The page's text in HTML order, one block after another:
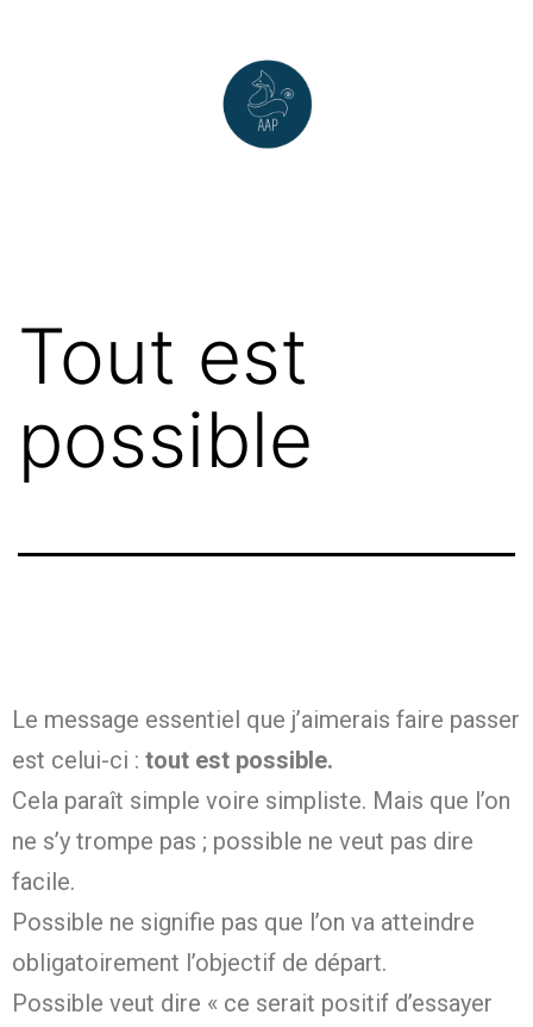
Tout est
possible
Le message essentiel que j’aimerais faire passer
est celui-ci : tout est possible.
Cela paraît simple voire simpliste. Mais que l’on
ne s’y trompe pas ; possible ne veut pas dire
facile.
Possible ne signifie pas que l’on va atteindre
obligatoirement l’objectif de départ.
Possible veut dire « ce serait positif d’essayer